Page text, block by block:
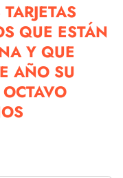
QUE ESTÁN
Y QUE
AÑO SU